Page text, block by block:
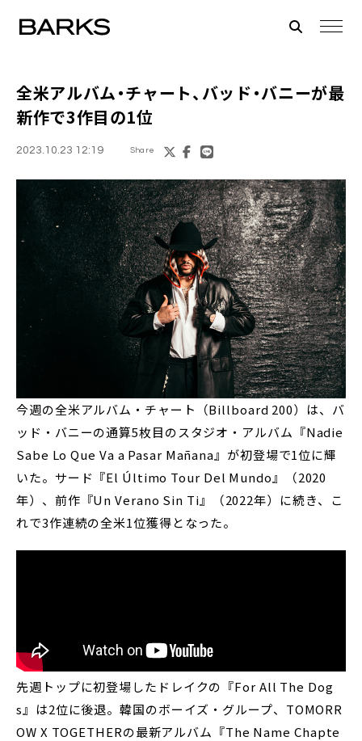
全米アルバム・チャート、バッド・バニーが最
新作で3作目の1位
2023.10.23 12:19 Share
今週の全米アルバム・チャート（Billboard 200）は、バ
ッド・バニーの通算5枚目のスタジオ・アルバム『Nadie
Sabe Lo Que Va a Pasar Mañana』が初登場で1位に輝
いた。サード『El Último Tour Del Mundo』（2020
年）、前作『Un Verano Sin Ti』（2022年）に続き、こ
れで3作連続の全米1位獲得となった。
先週トップに初登場したドレイクの『For All The Dog
s』は2位に後退。韓国のボーイズ・グループ、TOMORR
OW X TOGETHERの最新アルバム『The Name Chapte